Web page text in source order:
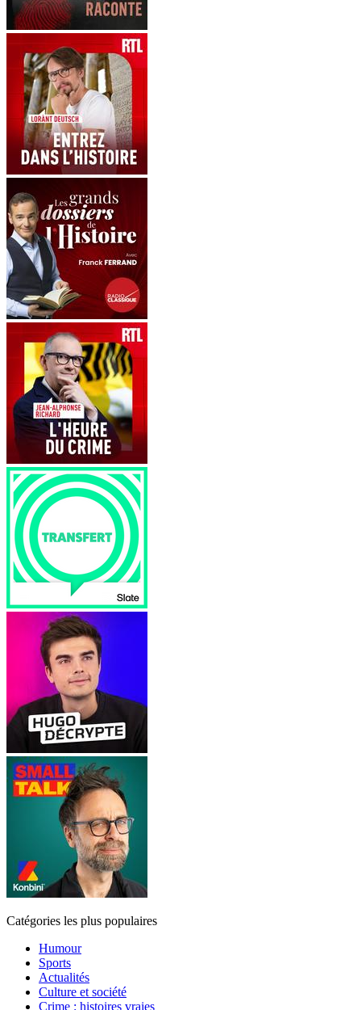
Catégories les plus populaires
Humour
Sports
Actualités
Culture et société
Crime : histoires vraies